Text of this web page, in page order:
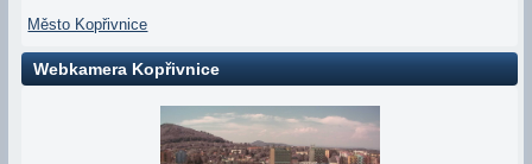
Město Kopřivnice
Webkamera Kopřivnice